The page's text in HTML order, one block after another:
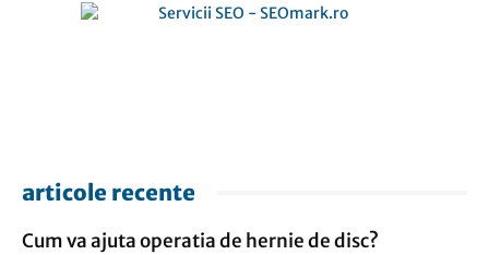
articole recente
Cum va ajuta operatia de hernie de disc?